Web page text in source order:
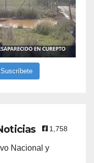
Suscríbete
1,758
Nacional y